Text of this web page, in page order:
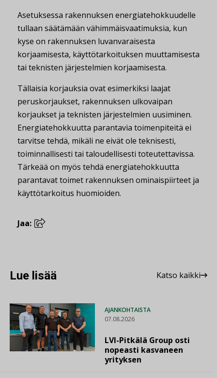
Asetuksessa rakennuksen energiatehokkuudelle
tullaan säätämään vähimmäisvaatimuksia, kun
kyse on rakennuksen luvanvaraisesta
korjaamisesta, käyttötarkoituksen muuttamisesta
tai teknisten järjestelmien korjaamisesta.
Tällaisia korjauksia ovat esimerkiksi laajat
peruskorjaukset, rakennuksen ulkovaipan
korjaukset ja teknisten järjestelmien uusiminen.
Energiatehokkuutta parantavia toimenpiteitä ei
tarvitse tehdä, mikäli ne eivät ole teknisesti,
toiminnallisesti tai taloudellisesti toteutettavissa.
Tärkeää on myös tehdä energiatehokkuutta
parantavat toimet rakennuksen ominaispiirteet ja
käyttötarkoitus huomioiden.
Jaa:
Lue lisää Katso kaikki
AJANKOHTAISTA
07.08.2026
LVI-Pitkälä Group osti
nopeasti kasvaneen
yrityksen